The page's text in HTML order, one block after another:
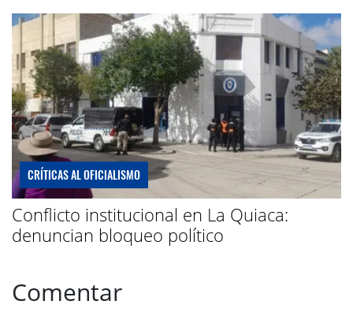
CRÍTICAS AL OFICIALISMO
Conflicto institucional en La Quiaca:
denuncian bloqueo político
Comentar